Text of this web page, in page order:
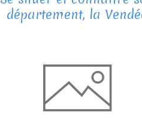
département, la